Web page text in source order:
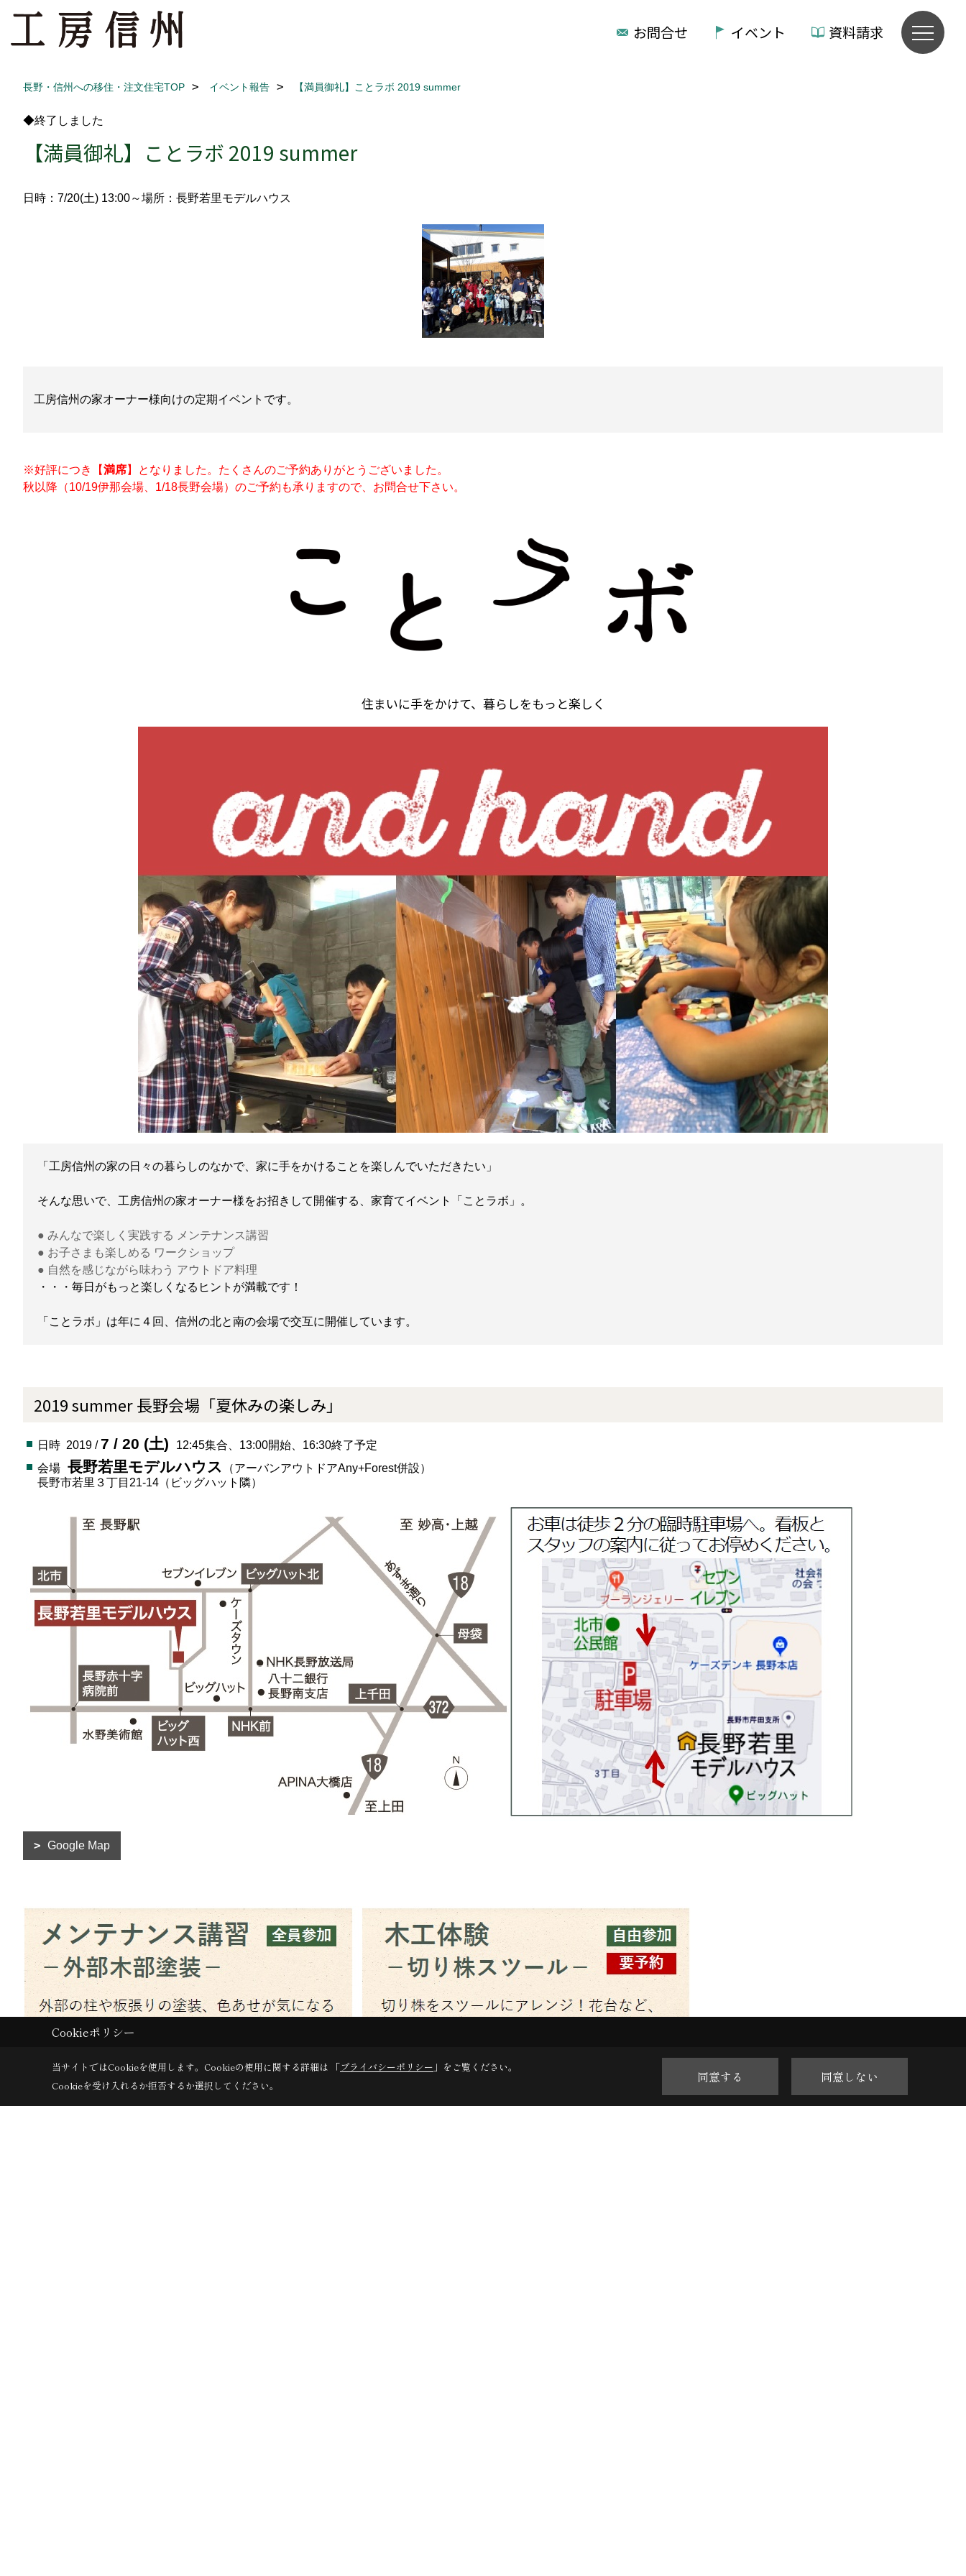
お問合せ イベント 資料請求
長野・信州への移住・注文住宅TOP イベント報告 【満員御礼】ことラボ 2019 summer
◆終了しました
【満員御礼】ことラボ 2019 summer
日時：7/20(土) 13:00～場所：長野若里モデルハウス
工房信州の家オーナー様向けの定期イベントです。
※好評につき【満席】となりました。たくさんのご予約ありがとうございました。
秋以降（10/19伊那会場、1/18長野会場）のご予約も承りますので、お問合せ下さい。
住まいに手をかけて、暮らしをもっと楽しく
「工房信州の家の日々の暮らしのなかで、家に手をかけることを楽しんでいただきたい」
そんな思いで、工房信州の家オーナー様をお招きして開催する、家育てイベント「ことラボ」。
● みんなで楽しく実践する メンテナンス講習
● お子さまも楽しめる ワークショップ
● 自然を感じながら味わう アウトドア料理
・・・毎日がもっと楽しくなるヒントが満載です！
「ことラボ」は年に４回、信州の北と南の会場で交互に開催しています。
2019 summer 長野会場「夏休みの楽しみ」
日時 2019 /7 / 20 (土)
12:45集合、13:00開始、16:30終了予定
会場 長野若里モデルハウス
（アーバンアウトドアAny+Forest併設）
長野市若里３丁目21-14（ビッグハット隣）
Google Map
Cookieポリシー
当サイトではCookieを使用します。 Cookieの使用に関する詳細は 「プライバシーポリシー 」をご覧ください。
Cookieを受け入れるか拒否するか選択してください。
同意する 同意しない